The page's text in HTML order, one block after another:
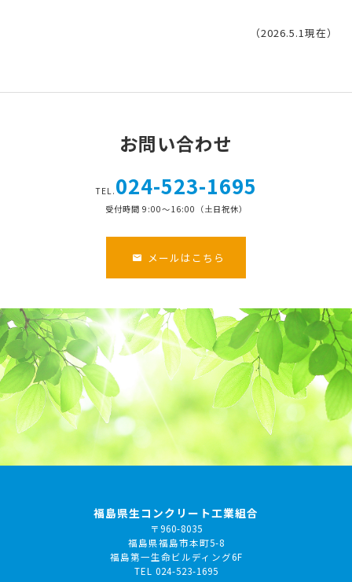
（2026.5.1現在）
お問い合わせ
TEL. 024-523-1695
受付時間 9:00～16:00（土日祝休）
メールはこちら
福島県生コンクリート工業組合
〒960-8035
福島県福島市本町5-8
福島第一生命ビルディング6F
TEL 024-523-1695